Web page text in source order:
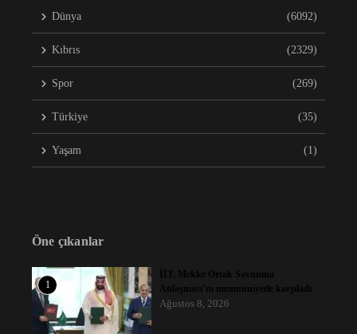
Dünya (6092)
Kıbrıs (2329)
Spor (269)
Türkiye (35)
Yaşam (1)
Öne çıkanlar
1
İİT, Mekke Ortak Savunma
Anlaşması’nı memnuniyetle karşıladı
Ağustos 8, 2026